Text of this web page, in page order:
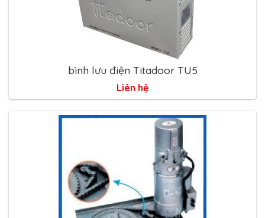
bình lưu điện Titadoor TU5
Liên hệ